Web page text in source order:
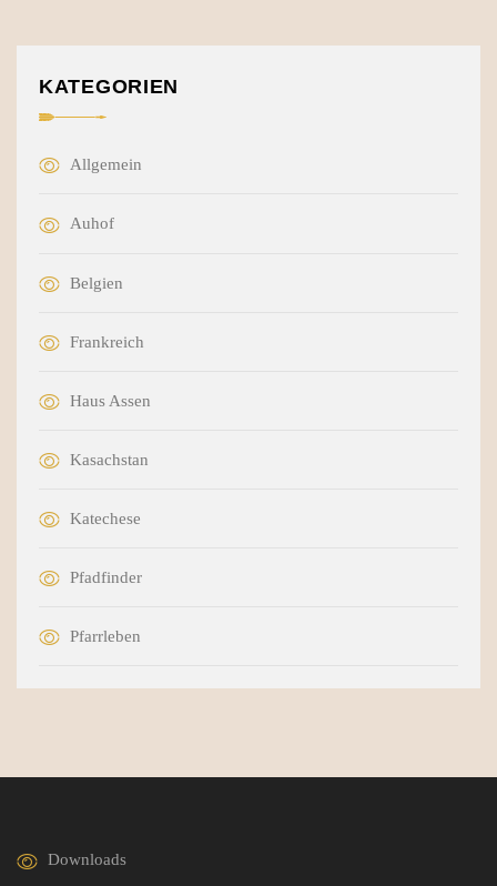
KATEGORIEN
Allgemein
Auhof
Belgien
Frankreich
Haus Assen
Kasachstan
Katechese
Pfadfinder
Pfarrleben
Downloads